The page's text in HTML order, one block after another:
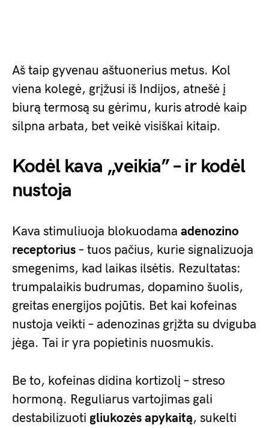
Aš taip gyvenau aštuonerius metus. Kol
viena kolegė, grįžusi iš Indijos, atnešė į
biurą termosą su gėrimu, kuris atrodė kaip
silpna arbata, bet veikė visiškai kitaip.
Kodėl kava „veikia” – ir kodėl
nustoja
Kava stimuliuoja blokuodama adenozino
receptorius – tuos pačius, kurie signalizuoja
smegenims, kad laikas ilsėtis. Rezultatas:
trumpalaikis budrumas, dopamino šuolis,
greitas energijos pojūtis. Bet kai kofeinas
nustoja veikti – adenozinas grįžta su dviguba
jėga. Tai ir yra popietinis nuosmukis.
Be to, kofeinas didina kortizolį – streso
hormoną. Reguliarus vartojimas gali
destabilizuoti gliukozės apykaitą, sukelti